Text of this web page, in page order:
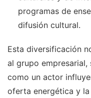
programas de
difusión cultural.
Esta diversificación
al grupo empresarial,
como un actor
oferta energética y